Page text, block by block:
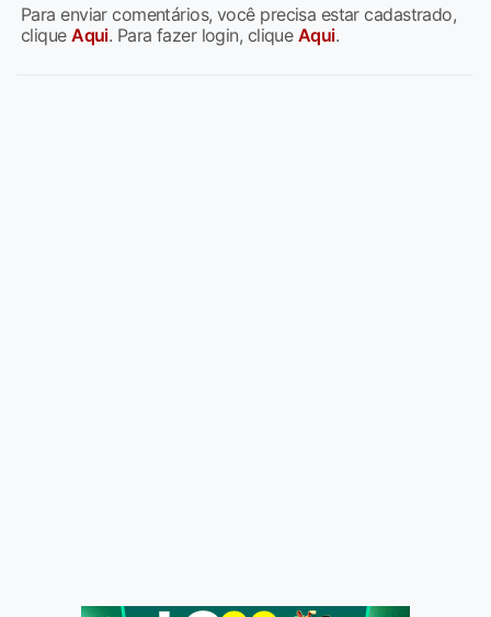
Para enviar comentários, você precisa estar cadastrado,
cliqueAqui. Para fazer login, clique Aqui.